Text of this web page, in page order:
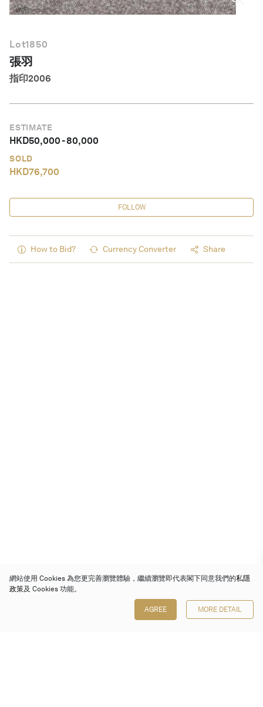
Lot1850
張羽
指印2006
ESTIMATE
HKD50,000-80,000
SOLD
HKD76,700
FOLLOW
How to Bid? Currency Converter Share
網站使用 Cookies 為您更完善瀏覽體驗，繼續瀏覽即代表閣下同意我們的私隱
政策及 Cookies 功能。
AGREE MORE DETAIL